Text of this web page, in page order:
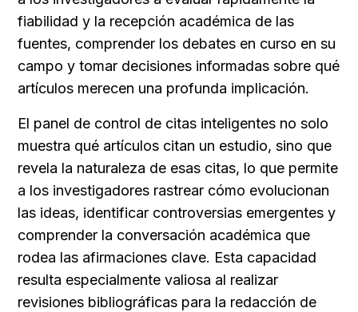
fiabilidad y la recepción académica de las
fuentes, comprender los debates en curso en su
campo y tomar decisiones informadas sobre qué
artículos merecen una profunda implicación.
El panel de control de citas inteligentes no solo
muestra qué artículos citan un estudio, sino que
revela la naturaleza de esas citas, lo que permite
a los investigadores rastrear cómo evolucionan
las ideas, identificar controversias emergentes y
comprender la conversación académica que
rodea las afirmaciones clave. Esta capacidad
resulta especialmente valiosa al realizar
revisiones bibliográficas para la redacción de